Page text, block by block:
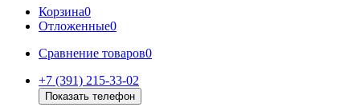
Корзина0
Отложенные0
Сравнение товаров0
+7 (391) 215-33-02
Показать телефон